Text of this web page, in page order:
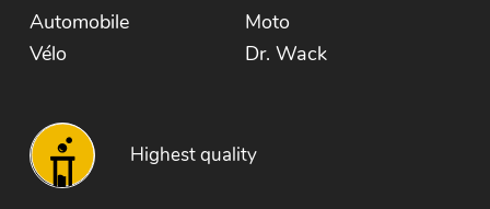
Automobile
Moto
Vélo
Dr. Wack
Highest quality